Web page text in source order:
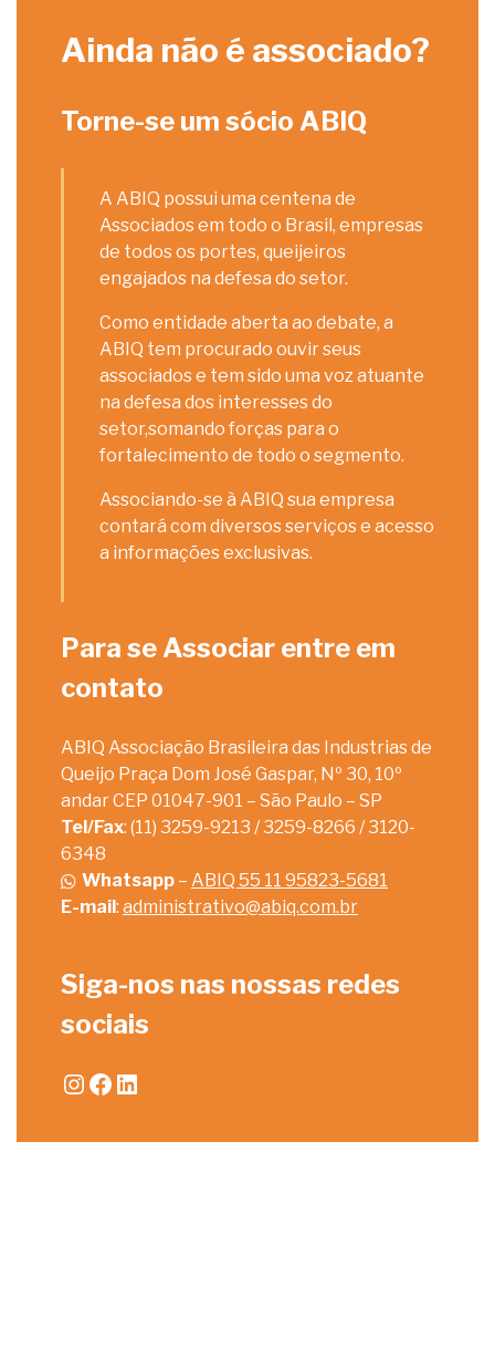
Ainda não é associado?
Torne-se um sócio ABIQ
A ABIQ possui uma centena de
Associados em todo o Brasil, empresas
de todos os portes, queijeiros
engajados na defesa do setor.
Como entidade aberta ao debate, a
ABIQ tem procurado ouvir seus
associados e tem sido uma voz atuante
na defesa dos interesses do
setor,somando forças para o
fortalecimento de todo o segmento.
Associando-se à ABIQ sua empresa
contará com diversos serviços e acesso
a informações exclusivas.
Para se Associar entre em
contato
ABIQ Associação Brasileira das Industrias de
Queijo Praça Dom José Gaspar, Nº 30, 10º
andar CEP 01047-901 – São Paulo – SP
Tel/Fax: (11) 3259-9213 / 3259-8266 / 3120-
6348
Whatsapp – ABIQ 55 11 95823-5681
E-mail: administrativo@abiq.com.br
Siga-nos nas nossas redes
sociais
Instagram
Facebook
LinkedIn